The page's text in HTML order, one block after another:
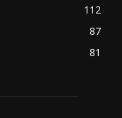
112
87
81